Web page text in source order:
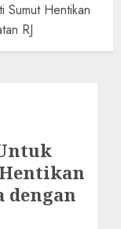
Sumut Hentikan
RJ
dengan